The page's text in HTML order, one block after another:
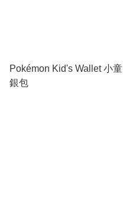
Pokémon Kid's Wallet 小童
銀包